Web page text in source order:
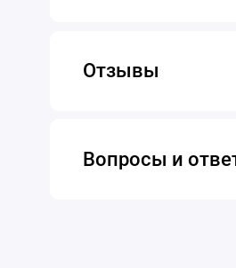
Отзывы
Вопросы и